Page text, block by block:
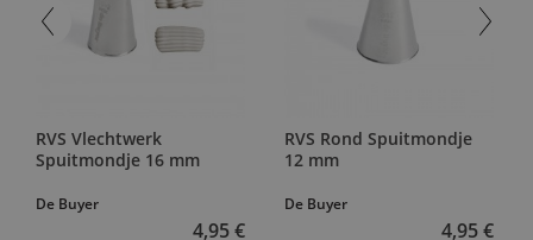
RVS Vlechtwerk
Spuitmondje 16 mm
De Buyer
4,95 €
RVS Rond Spuitmondje
12 mm
De Buyer
4,95 €